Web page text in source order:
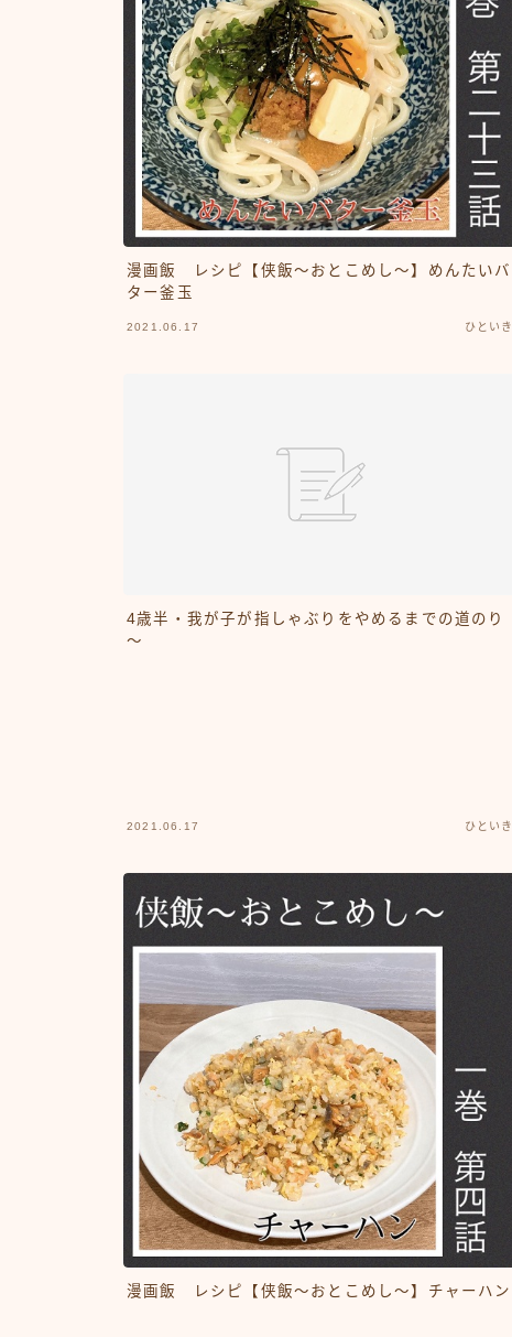
漫画飯 レシピ【侠飯～おとこめし～】めんたいバ
ター釜玉
2021.06.17 ひといき
4歳半・我が子が指しゃぶりをやめるまでの道のり
～
2021.06.17 ひといき
漫画飯 レシピ【侠飯～おとこめし～】チャーハン